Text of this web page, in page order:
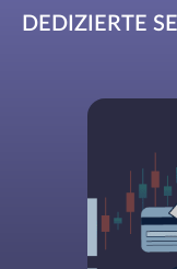
DEDIZIERTE